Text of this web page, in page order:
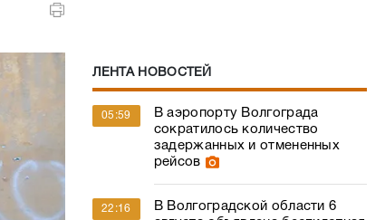
ЛЕНТА НОВОСТЕЙ
05:59
В аэропорту Волгограда
сократилось количество
задержанных и отмененных
рейсов
22:16
В Волгоградской области 6